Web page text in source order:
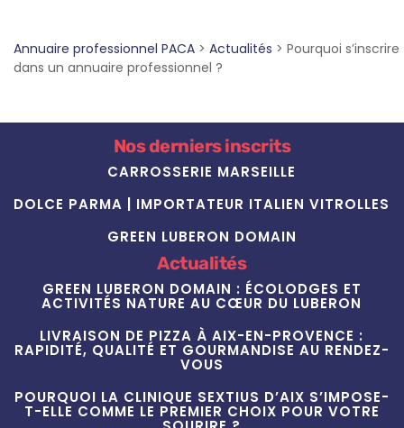
Annuaire professionnel PACA > Actualités > Pourquoi s’inscrire
dans un annuaire professionnel ?
Nos derniers inscrits
CARROSSERIE MARSEILLE
DOLCE PARMA | IMPORTATEUR ITALIEN VITROLLES
GREEN LUBERON DOMAIN
Actualités
GREEN LUBERON DOMAIN : ÉCOLODGES ET
ACTIVITÉS NATURE AU CŒUR DU LUBERON
LIVRAISON DE PIZZA À AIX-EN-PROVENCE :
RAPIDITÉ, QUALITÉ ET GOURMANDISE AU RENDEZ-
VOUS
POURQUOI LA CLINIQUE SEXTIUS D’AIX S’IMPOSE-
T-ELLE COMME LE PREMIER CHOIX POUR VOTRE